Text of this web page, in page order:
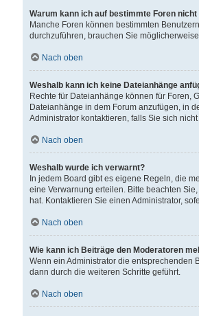
Warum kann ich auf bestimmte Foren
Manche Foren können bestimmten
durchzuführen, brauchen Sie
Nach oben
Weshalb kann ich keine Dateianhänge
Rechte für Dateianhänge können für Foren,
Dateianhänge in dem Forum anzufügen, in
Administrator kontaktieren, falls Sie sich
Nach oben
Weshalb wurde ich verwarnt?
In jedem Board gibt es eigene Regeln, die
eine Verwarnung erteilen. Bitte beachten
hat. Kontaktieren Sie einen Administrator,
Nach oben
Wie kann ich Beiträge den Moderatoren
Wenn ein Administrator die entsprechenden
dann durch die weiteren Schritte geführt.
Nach oben